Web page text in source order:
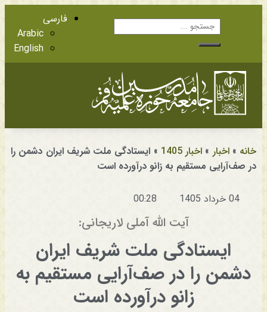
فارسی
Arabic
English
خانه »اخبار » اخبار 1405 » ایستادگی ملت شریف ایران دشمن را
در صف‌آرایی مستقیم به زانو درآورده است
04 خرداد 1405 00:28
آیت الله آملی لاریجانی:
ایستادگی ملت شریف ایران
دشمن را در صف‌آرایی مستقیم به
زانو درآورده است